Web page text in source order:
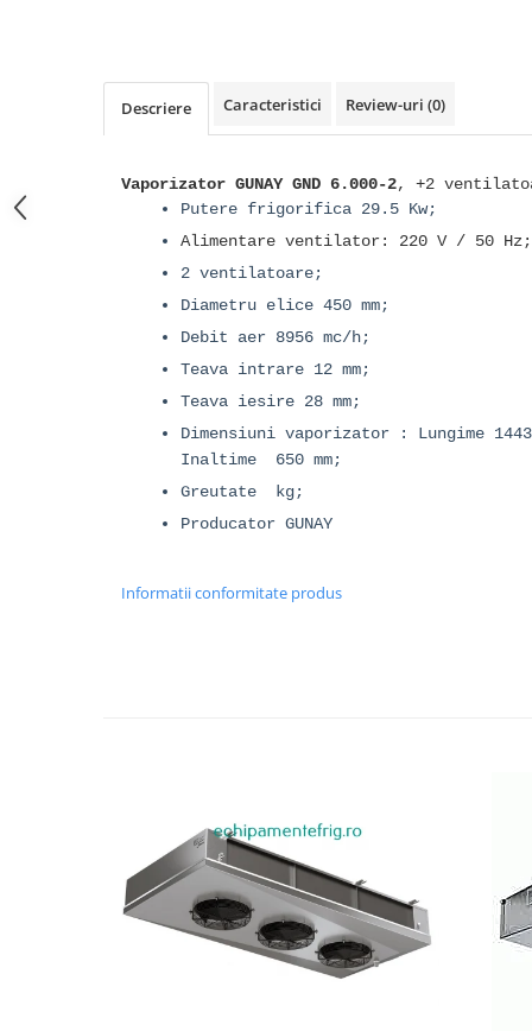
Descriere Caracteristici Review-uri (0)
Vaporizator GUNAY GND 6.000-2, +2
Putere frigorifica 29.5 Kw;
Alimentare ventilator: 220 V / 50 Hz;
2 ventilatoare;
Diametru elice 450 mm;
Debit aer 8956 mc/h;
Teava intrare 12 mm;
Teava iesire 28 mm;
Dimensiuni vaporizator : Lungime 1443
Inaltime 650 mm;
Greutate kg;
Producator GUNAY
Informatii conformitate produs